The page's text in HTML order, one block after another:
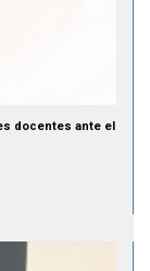
docentes ante el